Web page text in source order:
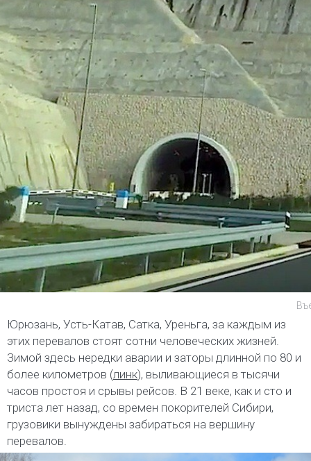
Юрюзань, Усть-Катав, Сатка, Уреньга, за каждым из
этих перевалов стоят сотни человеческих жизней.
Зимой здесь нередки аварии и заторы длинной по 80 и
более километров (линк), выливающиеся в тысячи
часов простоя и срывы рейсов. В 21 веке, как и сто и
триста лет назад, со времен покорителей Сибири,
грузовики вынуждены забираться на вершину
перевалов.